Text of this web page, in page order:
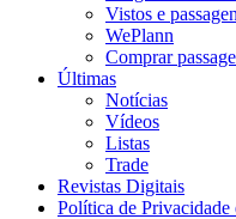
Vistos e
WePlann
Comprar
Últimas
Notícias
Vídeos
Listas
Trade
Revistas Digitais
Política de Privacidade